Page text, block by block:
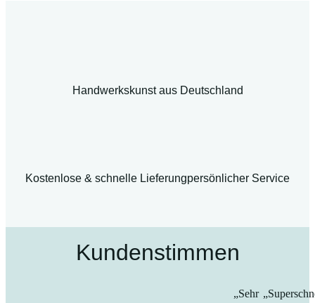
Handwerkskunst aus Deutschland
Kostenlose & schnelle Lieferungpersönlicher Service
Kundenstimmen
„Sehr